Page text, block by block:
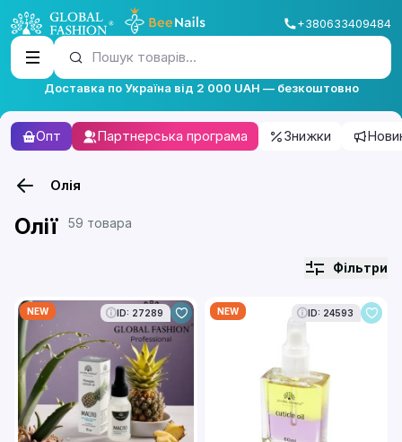
+380633409484
Пошук товарів...
Доставка по Україна від 2 000 UAH — безкоштовно
Опт Партнерська програма Знижки
Олія
Олії 59 товара
Фільтри
NEW ID: 27289 NEW ID: 24593